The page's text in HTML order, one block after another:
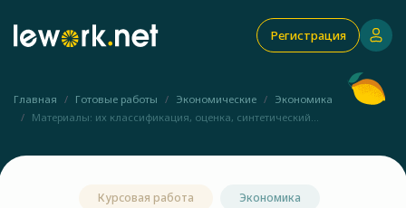
Регистрация
Главная Готовые работы Экономические
Экономика
Материалы: их классификация, оценка, синтетический...
Курсовая работа Экономика